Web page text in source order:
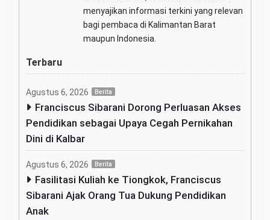
menyajikan informasi terkini yang relevan
bagi pembaca di Kalimantan Barat
maupun Indonesia.
Terbaru
Agustus 6, 2026 Berita
Franciscus Sibarani Dorong Perluasan Akses
Pendidikan sebagai Upaya Cegah Pernikahan
Dini di Kalbar
Agustus 6, 2026 Berita
Fasilitasi Kuliah ke Tiongkok, Franciscus
Sibarani Ajak Orang Tua Dukung Pendidikan
Anak